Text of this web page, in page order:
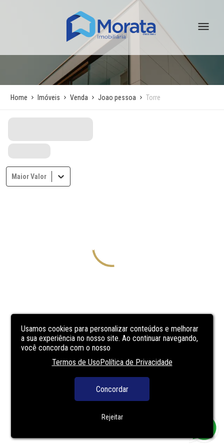
Usamos cookies para personalizar conteúdos e melhorar
a sua experiência no nosso site. Ao continuar navegando,
você concorda com o nosso
Termos de UsoPolítica de Privacidade
Concordar
Rejeitar
Home Imóveis Venda Joao pessoa Torre
Maior Valor